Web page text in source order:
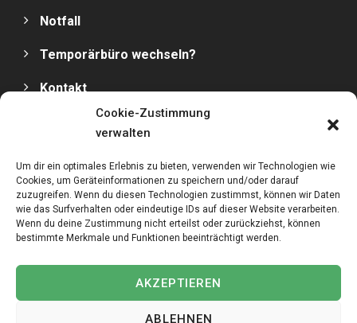
Cookie-Zustimmung
verwalten
Um dir ein optimales Erlebnis zu bieten, verwenden wir Technologien wie
Cookies, um Geräteinformationen zu speichern und/oder darauf
zuzugreifen. Wenn du diesen Technologien zustimmst, können wir Daten
wie das Surfverhalten oder eindeutige IDs auf dieser Website verarbeiten.
Wenn du deine Zustimmung nicht erteilst oder zurückziehst, können
bestimmte Merkmale und Funktionen beeinträchtigt werden.
AKZEPTIEREN
ABLEHNEN
Notfall
Temporärbüro wechseln?
Kontakt
Impressum
Schweiz | Temporär & Dauerstellen Schweizweit
Rights Reserved.